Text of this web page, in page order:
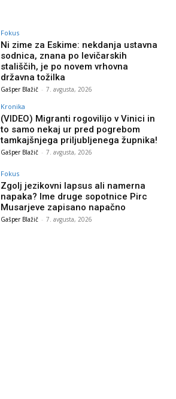
Fokus
Ni zime za Eskime: nekdanja ustavna
sodnica, znana po levičarskih
stališčih, je po novem vrhovna
državna tožilka
Gašper Blažič - 7. avgusta, 2026
Kronika
(VIDEO) Migranti rogovilijo v Vinici in
to samo nekaj ur pred pogrebom
tamkajšnjega priljubljenega župnika!
Gašper Blažič - 7. avgusta, 2026
Fokus
Zgolj jezikovni lapsus ali namerna
napaka? Ime druge sopotnice Pirc
Musarjeve zapisano napačno
Gašper Blažič - 7. avgusta, 2026